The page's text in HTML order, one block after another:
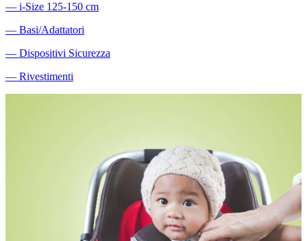
― i-Size 125-150 cm
― Basi/Adattatori
― Dispositivi Sicurezza
― Rivestimenti